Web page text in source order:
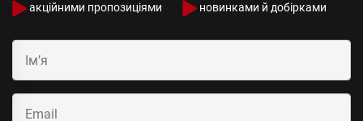
акційними пропозиціями новинками й добірками